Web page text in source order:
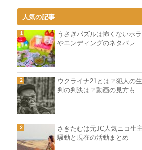
人気の記事
うさぎパズルは怖くないホ
やエンディングのネタバレ
ウクライナ21とは？犯人の
判の判決は？動画の見方も
さきたむは元JC人気ニコ生
騒動と現在の活動まとめ